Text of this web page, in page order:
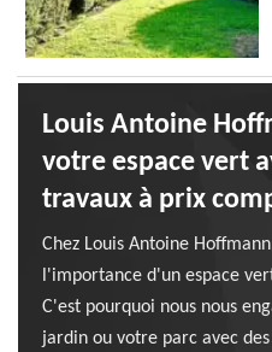
Louis Antoine
votre espace vert
travaux à prix
Chez Louis Antoine
l'importance d'un espace
C'est pourquoi nous nous
jardin ou votre parc avec